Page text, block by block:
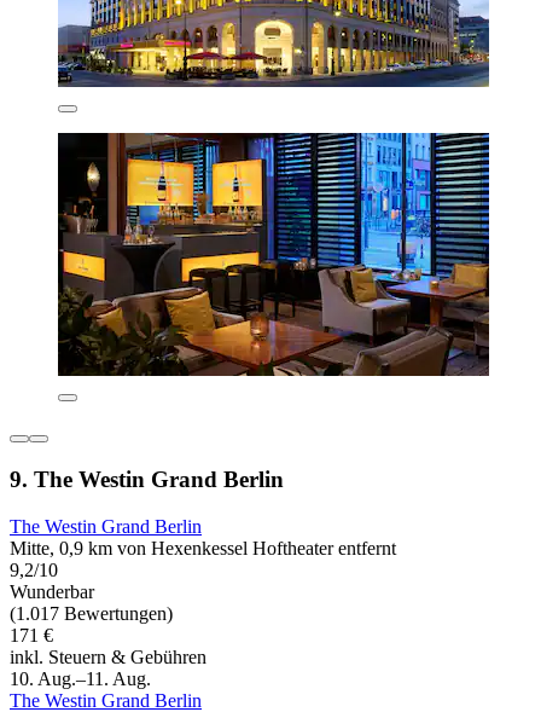
9. The Westin Grand Berlin
The Westin Grand Berlin
Mitte, 0,9 km von Hexenkessel Hoftheater entfernt
9,2/10
Wunderbar
(1.017 Bewertungen)
171 €
inkl. Steuern & Gebühren
10. Aug.–11. Aug.
The Westin Grand Berlin